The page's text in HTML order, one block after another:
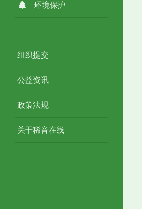
环境保护
组织提交
公益资讯
政策法规
关于稀音在线